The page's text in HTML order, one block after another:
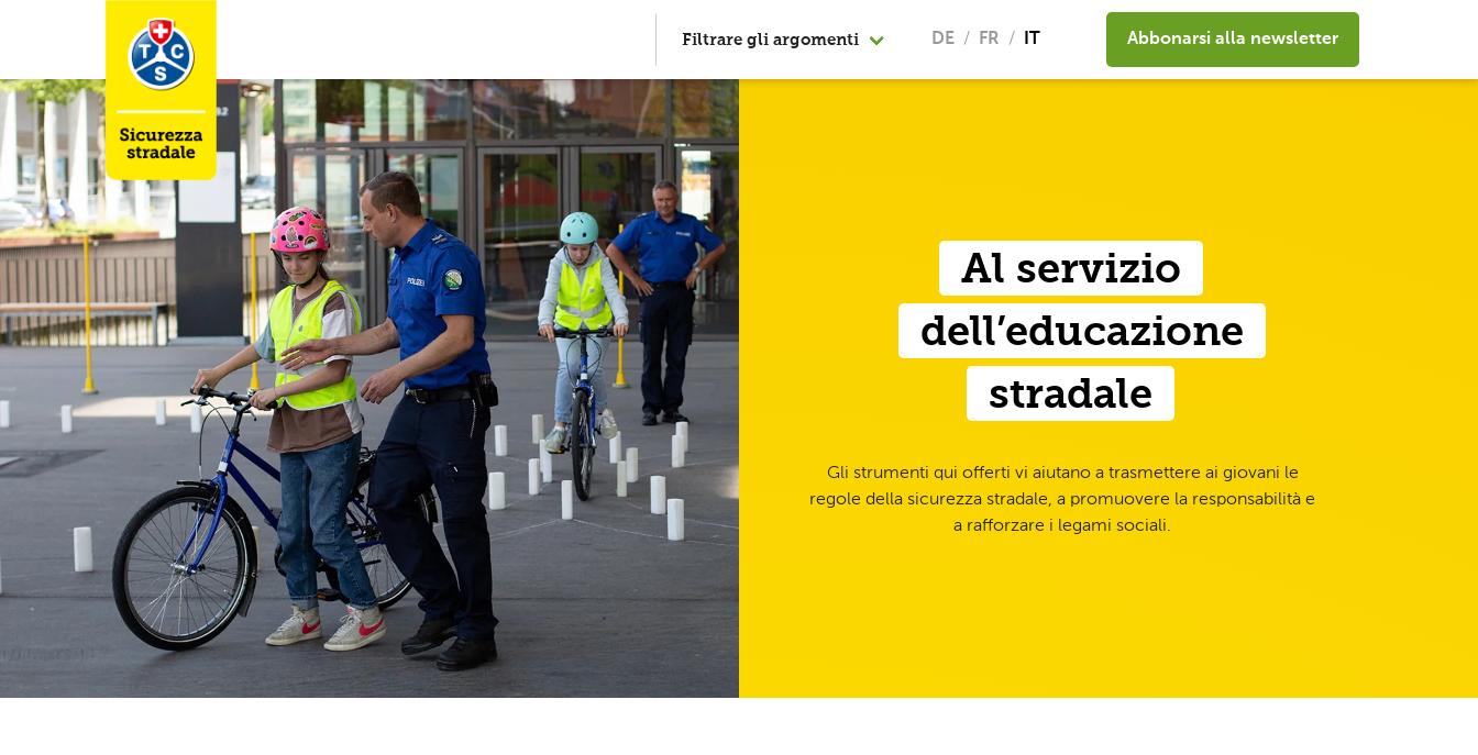
Filtrare gli argomenti DE FR Abbonarsi alla newsletter
Al servizio
dell’educazione
stradale
Gli strumenti qui offerti vi aiutano a trasmettere ai giovani le
regole della sicurezza stradale, a promuovere la responsabilità e
a rafforzare i legami sociali.